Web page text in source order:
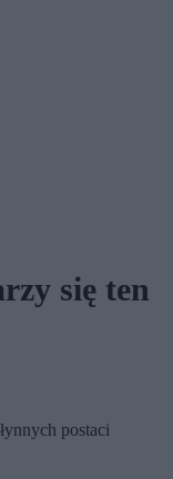
się ten
postaci